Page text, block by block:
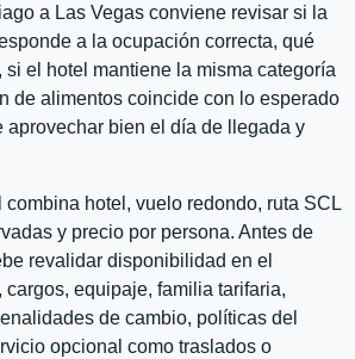
a Las Vegas conviene revisar si la
a la ocupación correcta, qué
si el hotel mantiene la misma categoría
de alimentos coincide con lo esperado
aprovechar bien el día de llegada y
combina hotel, vuelo redondo, ruta SCL
y precio por persona. Antes de
revalidar disponibilidad en el
cargos, equipaje, familia tarifaria,
de cambio, políticas del
opcional como traslados o